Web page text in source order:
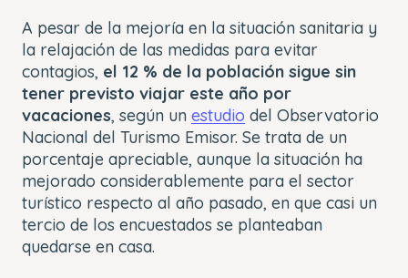
A pesar de la mejoría en la situación sanitaria y
la relajación de las medidas para evitar
contagios, el 12 % de la población sigue sin
tener previsto viajar este año por
vacaciones, según un estudio del Observatorio
Nacional del Turismo Emisor. Se trata de un
porcentaje apreciable, aunque la situación ha
mejorado considerablemente para el sector
turístico respecto al año pasado, en que casi un
tercio de los encuestados se planteaban
quedarse en casa.